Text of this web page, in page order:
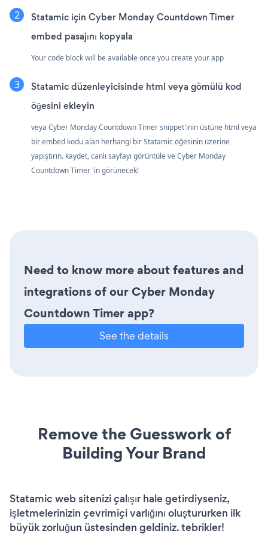
Statamic için Cyber Monday Countdown Timer
embed pasajını kopyala
Your code block will be available once you create your app
Statamic düzenleyicisinde html veya gömülü kod
öğesini ekleyin
veya Cyber Monday Countdown Timer snippet'inin üstüne html veya
bir embed kodu alan herhangi bir Statamic öğesinin üzerine
yapıştırın. kaydet, canlı sayfayı görüntüle ve Cyber Monday
Countdown Timer 'in görünecek!
Need to know more about features and
integrations of our Cyber Monday
Countdown Timer app?
See the details
Remove the Guesswork of
Building Your Brand
Statamic web sitenizi çalışır hale getirdiyseniz,
işletmelerinizin çevrimiçi varlığını oluştururken ilk
büyük zorluğun üstesinden geldiniz. tebrikler!